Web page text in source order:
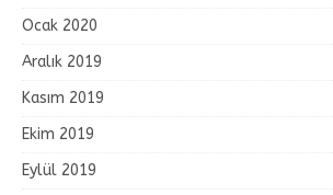
Ocak 2020
Aralık 2019
Kasım 2019
Ekim 2019
Eylül 2019